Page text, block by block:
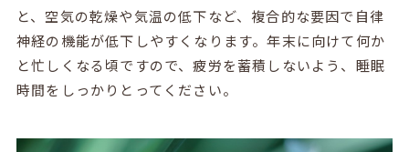
と、空気の乾燥や気温の低下など、複合的な要因で自律
神経の機能が低下しやすくなります。年末に向けて何か
と忙しくなる頃ですので、疲労を蓄積しないよう、睡眠
時間をしっかりとってください。